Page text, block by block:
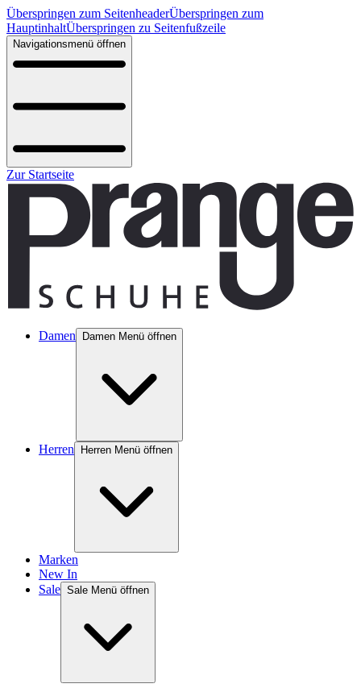
Überspringen zum SeitenheaderÜberspringen zum
HauptinhaltÜberspringen zu Seitenfußzeile
Navigationsmenü öffnen
Zur Startseite
Damen Damen Menü öffnen
Herren Herren Menü öffnen
Marken
New In
Sale Sale Menü öffnen